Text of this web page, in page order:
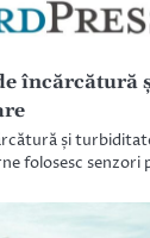
încărcătură
și
folosesc